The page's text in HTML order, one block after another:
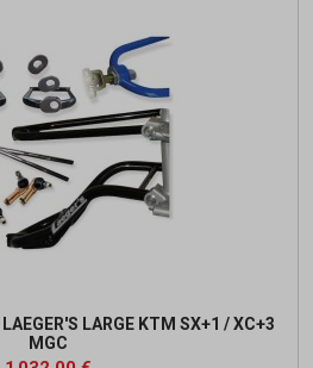
LARGE KTM SX+1 / XC+3
MGC